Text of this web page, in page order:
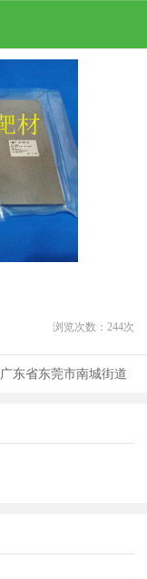
浏览次数： 244次
广东省东莞市南城街道